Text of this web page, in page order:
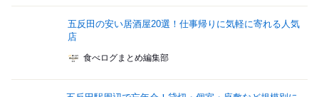
五反田の安い居酒屋20選！仕事帰りに気軽に寄れる人気
店
食べログまとめ編集部